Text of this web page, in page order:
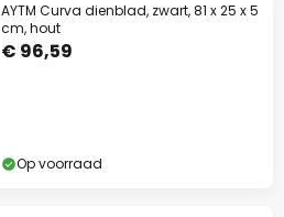
AYTM Curva dienblad, zwart, 81 x 25 x 5
cm, hout
€ 96,59
Op voorraad